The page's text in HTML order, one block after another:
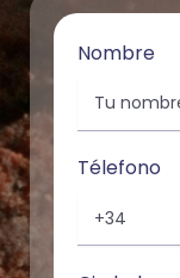
Nombre
Télefono